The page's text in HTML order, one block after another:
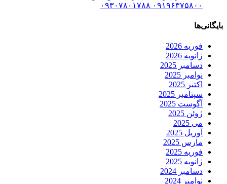
۰۹۱۹۶۳۷۵۸۰۰ ۰۹۳۰۷۸۰۱۷۸۸
بایگانی‌ها
فوریه 2026
ژانویه 2026
دسامبر 2025
نوامبر 2025
اکتبر 2025
سپتامبر 2025
آگوست 2025
ژوئن 2025
می 2025
آوریل 2025
مارس 2025
فوریه 2025
ژانویه 2025
دسامبر 2024
نوامبر 2024